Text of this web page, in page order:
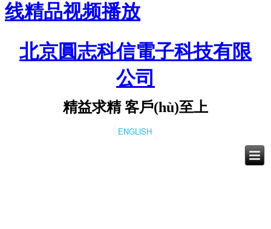
线精品视频播放
北京圓志科信電子科技有限
公司
精益求精 客戶(hù)至上